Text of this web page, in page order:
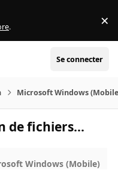
. ×
Se connecter
Microsoft Windows
de fichiers...
Windows (Mobile)